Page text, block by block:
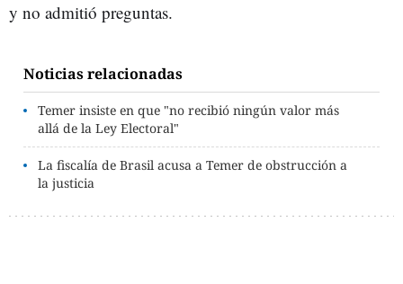
y no admitió preguntas.
Noticias relacionadas
Temer insiste en que "no recibió ningún valor más
allá de la Ley Electoral"
La fiscalía de Brasil acusa a Temer de obstrucción a
la justicia